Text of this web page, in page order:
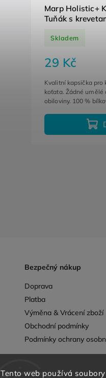
Tento web používá
Marp Holistic+
Tuňák s
Skladem
29 Kč
Kvalitní kapsička pro
koťata. Žádné umělé
obiloviny. 100 %
Bezpečný nákup
Doprava
Platba
Výměna & Vrácení zboží
Obchodní podmínky
Podmínky ochrany